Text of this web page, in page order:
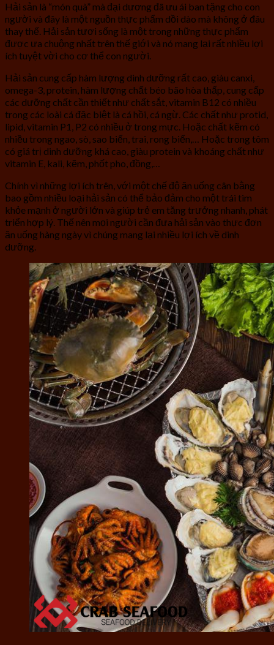
Hải sản là “món quà” mà đại dương đã ưu ái ban tặng cho con
người và đây là một nguồn thực phẩm dồi dào mà không ở đâu
thay thế. Hải sản tươi sống là một trong những thực phẩm
được ưa chuộng nhất trên thế giới và nó mang lại rất nhiều lợi
ích tuyệt vời cho cơ thể con người.
Hải sản cung cấp hàm lượng dinh dưỡng rất cao, giàu canxi,
omega-3, protein, hàm lượng chất béo bão hòa thấp, cung cấp
các dưỡng chất cần thiết như chất sắt, vitamin B12 có nhiều
trong các loài cá đặc biệt là cá hồi, cá ngừ. Các chất như protid,
lipid, vitamin P1, P2 có nhiều ở trong mực. Hoặc chất kẽm có
nhiều trong ngao, sò, sao biển, trai, rong biển,… Hoặc trong tôm
có giá trị dinh dưỡng khá cao, giàu protein và khoáng chất như
vitamin E, kali, kẽm, phốt pho, đồng,…
Chính vì những lợi ích trên, với một chế độ ăn uống cân bằng
bao gồm nhiều loại hải sản có thể bảo đảm cho một trái tim
khỏe mạnh ở người lớn và giúp trẻ em tăng trưởng nhanh, phát
triển hợp lý. Thế nên mọi người cần đưa hải sản vào thực đơn
ăn uống hàng ngày vì chúng mang lại nhiều lợi ích về dinh
dưỡng.